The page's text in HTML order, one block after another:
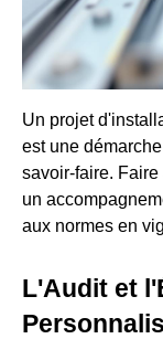
Un projet
est une
savoir-faire.
un
aux normes en
L'Audit et